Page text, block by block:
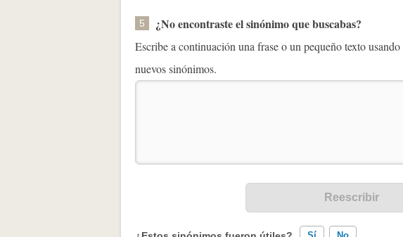
5 ¿No encontraste el sinónimo que buscabas?
Escribe a continuación una frase o un pequeño texto usando
nuevos sinónimos.